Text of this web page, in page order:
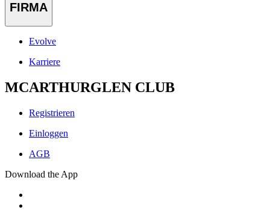
FIRMA
Evolve
Karriere
MCARTHURGLEN CLUB
Registrieren
Einloggen
AGB
Download the App